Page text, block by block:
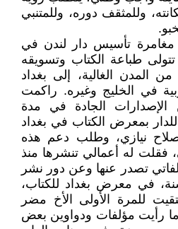
وللمثقف دوره، وللمتنبي
تأسيس دار لندن في
تتولى طباعة الكتاب وتسويقه
المدن الغالية، إلى بغداد
في الخليج وغيره. راكمت
الإصدارات الجادة في مدة
بمعرض الكتاب في بغداد
صلاح نيازي، وطلب دعم هذه
فقلت له أعمالي تنشرها منذ
تصدر عنها وعن دور نشر
في معرض بغداد للكتاب،
للمرة الأولى الأخ مضر
رأيت مؤلفات ودواوين بعض